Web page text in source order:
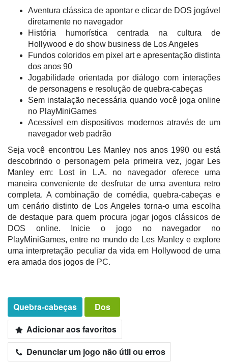
Aventura clássica de apontar e clicar de DOS jogável
diretamente no navegador
História humorística centrada na cultura de
Hollywood e do show business de Los Angeles
Fundos coloridos em pixel art e apresentação distinta
dos anos 90
Jogabilidade orientada por diálogo com interações
de personagens e resolução de quebra-cabeças
Sem instalação necessária quando você joga online
no PlayMiniGames
Acessível em dispositivos modernos através de um
navegador web padrão
Seja você encontrou Les Manley nos anos 1990 ou está
descobrindo o personagem pela primeira vez, jogar Les
Manley em: Lost in L.A. no navegador oferece uma
maneira conveniente de desfrutar de uma aventura retro
completa. A combinação de comédia, quebra-cabeças e
um cenário distinto de Los Angeles torna-o uma escolha
de destaque para quem procura jogar jogos clássicos de
DOS online. Inicie o jogo no navegador no
PlayMiniGames, entre no mundo de Les Manley e explore
uma interpretação peculiar da vida em Hollywood de uma
era amada dos jogos de PC.
Quebra-cabeças
Dos
Adicionar aos favoritos
Denunciar um jogo não útil ou erros